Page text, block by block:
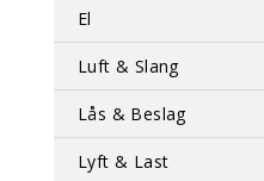
El
Luft & Slang
Lås & Beslag
Lyft & Last